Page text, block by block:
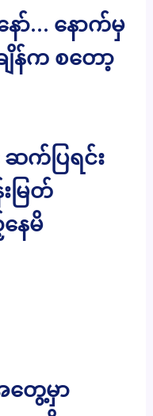
ာ်… နောက်မှ
န်က စတော့
ဆက်ပြရင်း
မြတ်
ေမိ
ေ့မှာ